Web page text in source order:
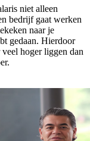
niet alleen
bedrijf gaat werken
naar je
gedaan. Hierdoor
hoger liggen dan